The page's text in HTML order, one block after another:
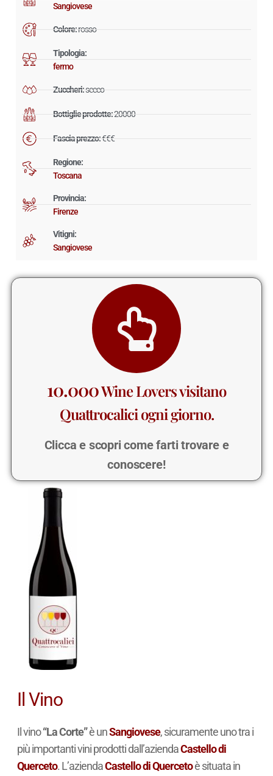
Sangiovese
Colore:rosso
Tipologia:
fermo
Zuccheri:secco
Bottiglie prodotte:20000
Fascia prezzo:€€€
Regione:
Toscana
Provincia:
Firenze
Vitigni:
Sangiovese
10.000Wine Lovers visitano
Quattrocalici ogni giorno.
Clicca e scopri come farti trovare e
conoscere!
Il Vino
Il vino“La Corte”è unSangiovese, sicuramente uno tra i
più importanti vini prodotti dall’aziendaCastello di
Querceto. L’aziendaCastello di Quercetoè situata in